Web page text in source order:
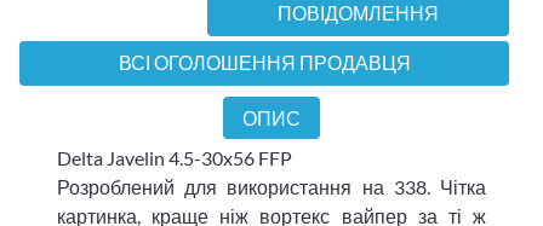
ПОВІДОМЛЕННЯ
ВСІ ОГОЛОШЕННЯ ПРОДАВЦЯ
ОПИС
Delta Javelin 4.5-30x56 FFP
Розроблений для використання на 338. Чітка
картинка, краще ніж вортекс вайпер за ті ж